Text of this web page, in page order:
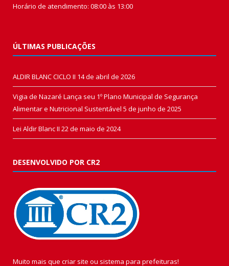
Horário de atendimento: 08:00 às 13:00
ÚLTIMAS PUBLICAÇÕES
ALDIR BLANC CICLO II 14 de abril de 2026
Vigia de Nazaré Lança seu 1º Plano Municipal de Segurança
Alimentar e Nutricional Sustentável 5 de junho de 2025
Lei Aldir Blanc II 22 de maio de 2024
DESENVOLVIDO POR CR2
Muito mais que criar site ou sistema para prefeituras!